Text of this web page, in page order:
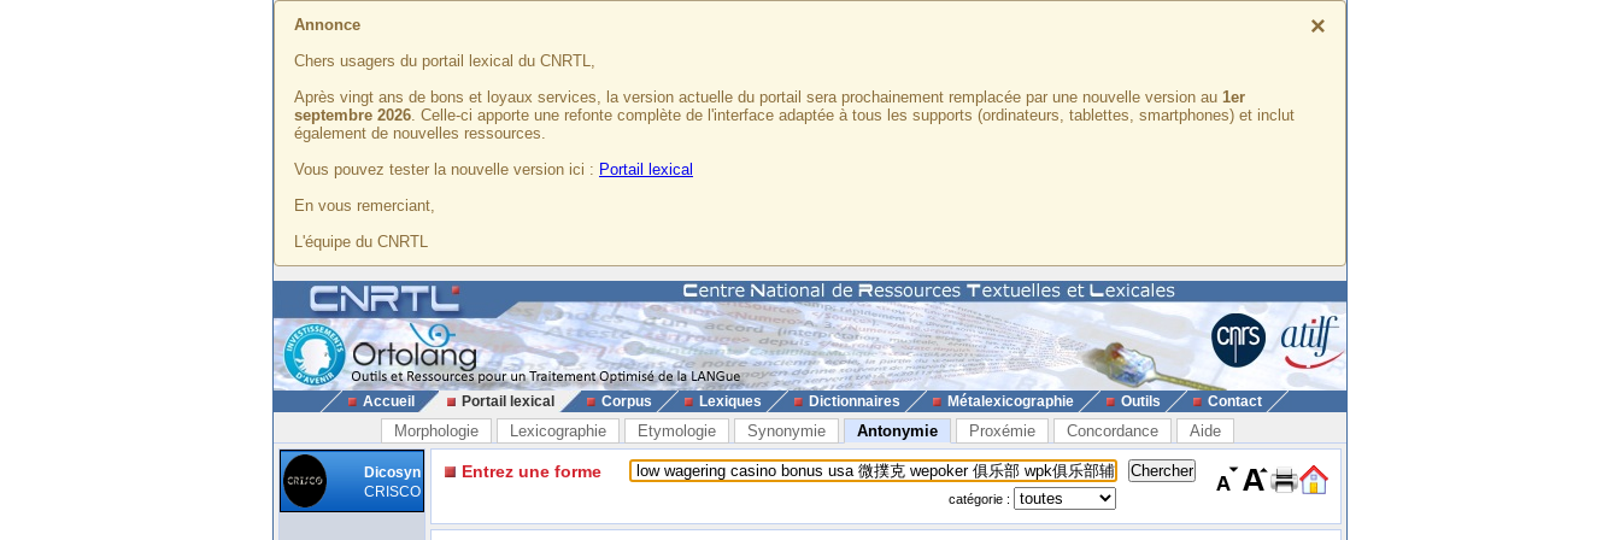
×
Annonce
Chers usagers du portail lexical du CNRTL,
Après vingt ans de bons et loyaux services, la version actuelle du portail sera prochainement remplacée par une nouvelle version au 1er
septembre 2026. Celle-ci apporte une refonte complète de l'interface adaptée à tous les supports (ordinateurs, tablettes, smartphones) et inclut
également de nouvelles ressources.
Vous pouvez tester la nouvelle version ici : Portail lexical
En vous remerciant,
L'équipe du CNRTL
Accueil Portail lexical Corpus Lexiques Dictionnaires Métalexicographie Outils Contact
Morphologie Lexicographie Etymologie Synonymie Antonymie Proxémie Concordance Aide
Dicosyn
CRISCO
Entrez une forme
catégorie :